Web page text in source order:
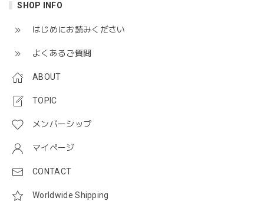
SHOP INFO
はじめにお読みください
よくあるご質問
ABOUT
TOPIC
メンバーシップ
マイページ
CONTACT
Worldwide Shipping